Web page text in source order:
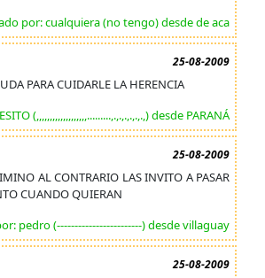
por: cualquiera (no tengo) desde de aca
25-08-2009
PARA CUIDARLE LA HERENCIA
(,,,,,,,,,,,,,,,,,,,.........,.,.,.,.,.,.,) desde PARANÁ
25-08-2009
AL CONTRARIO LAS INVITO A PASAR
CUANDO QUIERAN
pedro (------------------------) desde villaguay
25-08-2009